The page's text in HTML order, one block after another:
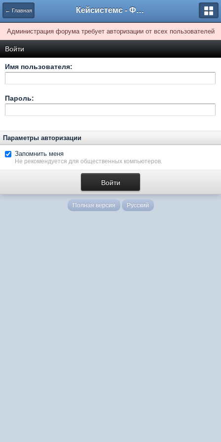
← Главная Кейсистемс - Форумы
Администрация форума требует авторизации от всех пользователей
Войти
Имя пользователя:
Пароль:
Параметры авторизации
Запомнить меня
Не рекомендуется для общественных компьютеров.
Полная версия Русский